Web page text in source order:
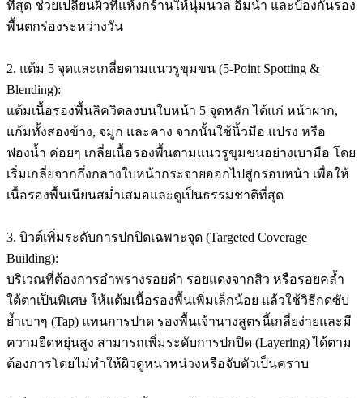
ที่สุด ช่วยเปลี่ยนผิวที่แห้งกร้านให้นุ่มนวล อิ่มน้ำ และป้องกันรอง
พื้นตกร่องระหว่างวัน
2. แต้ม 5 จุดและเกลี่ยตามแนวรูขุมขน (5-Point Spotting &
Blending):
แต้มเนื้อรองพื้นลิควิดลงบนใบหน้า 5 จุดหลัก ได้แก่ หน้าผาก,
แก้มทั้งสองข้าง, จมูก และคาง จากนั้นใช้นิ้วมือ แปรง หรือ
ฟองน้ำ ค่อยๆ เกลี่ยเนื้อรองพื้นตามแนวรูขุมขนอย่างเบามือ โดย
เริ่มเกลี่ยจากกึ่งกลางใบหน้ากระจายออกไปสู่กรอบหน้า เพื่อให้
เนื้อรองพื้นเนียนสม่ำเสมอและดูเป็นธรรมชาติที่สุด
3. บิวต์เพิ่มระดับการปกปิดเฉพาะจุด (Targeted Coverage
Building):
บริเวณที่ต้องการอำพรางรอยดำ รอยแดงจากสิว หรือรอยคล้ำ
ใต้ตาเป็นพิเศษ ให้แต้มเนื้อรองพื้นเพิ่มเล็กน้อย แล้วใช้วิธีกดซับ
ย้ำเบาๆ (Tap) แทนการปาด รองพื้นเจ้านางสูตรนี้เกลี่ยง่ายและมี
ความยืดหยุ่นสูง สามารถเพิ่มระดับการปกปิด (Layering) ได้ตาม
ต้องการโดยไม่ทำให้ผิวดูหนาหน่วงหรือจับตัวเป็นคราบ